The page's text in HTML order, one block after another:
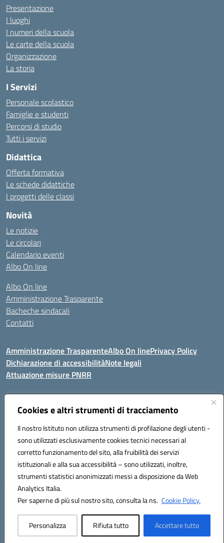
Cookies e altri strumenti di tracciamento
Il nostro Istituto non utilizza strumenti di profilazione degli utenti -
sono utilizzati esclusivamente cookies tecnici necessari al
corretto funzionamento del sito, alla fruibilità dei servizi
istituzionali e alla sua accessibilità – sono utilizzati, inoltre,
strumenti statistici anonimizzati messi a disposizione da Web
Analytics Italia.
Per saperne di più sul nostro sito, consulta la ns. Cookie Policy.
Personalizza Rifiuta tutto Accettare tutto
Presentazione
I luoghi
I numeri della scuola
Le carte della scuola
Organizzazione
La storia
I Servizi
Personale scolastico
Famiglie e studenti
Percorsi di studio
Tutti i servizi
Didattica
Offerta formativa
Le schede didattiche
I progetti delle classi
Novità
Le notizie
Le circolari
Calendario eventi
Albo On line
Albo On line
Amministrazione Trasparente
Bacheche sindacali
Contatti
Amministrazione TrasparenteAlbo On linePrivacy Policy
Dichiarazione di accessibilitàNote legali
Attuazione misure PNRR
VIA KENNEDY, 1 91011 ALCAMO (TP)
Mail: TPIC81000X@istruzione.it PEC: TPIC81000X@pec.istruzione.it
Codice meccanografico: TPIC81000X
Codice fiscale: 80003900810
Codice Univoco Ufficio: UFHNHB
Hosting & Powered by 3D Solution S.r.l.
Concept & Design by Designers Italia